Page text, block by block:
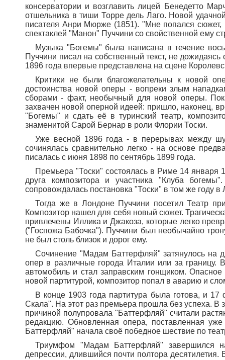
консерватории и возглавить лицей Бенедетто
отшельника в тиши Торре дель Лаго. Новой
писателя Анри Мюрже (1851). "Мне попался
спектаклей "Манон" Пуччини со свойственной ему
Музыка "Богемы" была написана в течение
Пуччини писал на собственный текст, не
1896 года впервые представлена на сцене
Критики не были благожелательны к новой
достоинства новой оперы - вопреки злым
сборами - факт, необычный для новой оперы.
захвачен новой оперной идеей: пришло, наконец,
"Богемы" и сдать её в туринский театр,
знаменитой Сарой Бернар в роли Флории Тоски.
Уже весной 1896 года - в перерывах между
сочинялась сравнительно легко - на основе
писалась с июня 1898 по сентябрь 1899 года.
Премьера "Тоски" состоялась в Риме 14 января
друга композитора и участника "Клуба
сопровождалась постановка "Тоски" в том же году
Тогда же в Лондоне Пуччини посетил Театр
Композитор нашел для себя новый сюжет.
привлечены Иллика и Джакоза, которые легко
("Госпожа Бабочка"). Пуччини был необычайно
не был столь близок и дорог ему.
Сочинение "Мадам Баттерфляй" затянулось на
опер в различные города Италии или за границу.
автомобиль и стал заправским гонщиком.
новой партитурой, композитор попал в аварию и
В конце 1903 года партитура была готова, и
Скала". На этот раз премьера прошла без успеха. В
причиной полупровала "Баттерфляй" считали
редакцию. Обновленная опера, поставленная
Баттерфляй" начала своё победное шествие по
Триумфом "Мадам Баттерфляй" завершился
депрессии, длившийся почти полтора